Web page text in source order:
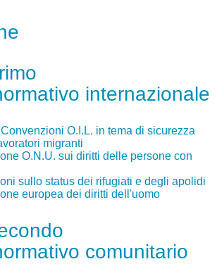
internazionale
O.I.L. in tema di sicurezza
migranti
O.N.U. sui diritti delle persone con
sullo status dei rifugiati e degli apolidi
europea dei diritti dell'uomo
comunitario